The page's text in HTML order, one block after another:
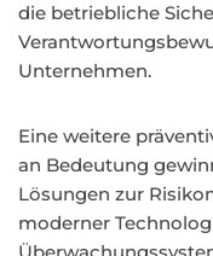
die betriebliche
Unternehmen.
Eine weitere
an Bedeutung
Lösungen zur
moderner